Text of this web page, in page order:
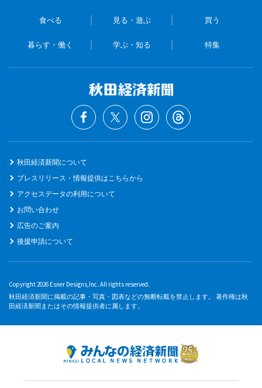
食べる 見る・遊ぶ 買う
暮らす・働く 学ぶ・知る 特集
秋田経済新聞について
プレスリリース・情報提供はこちらから
アクセスデータの利用について
お問い合わせ
広告のご案内
後援申請について
Copyright 2026 Esner Designs,Inc. All rights reserved.
秋田経済新聞に掲載の記事・写真・図表などの無断転載を禁止します。 著作権は秋
田経済新聞またはその情報提供者に属します。